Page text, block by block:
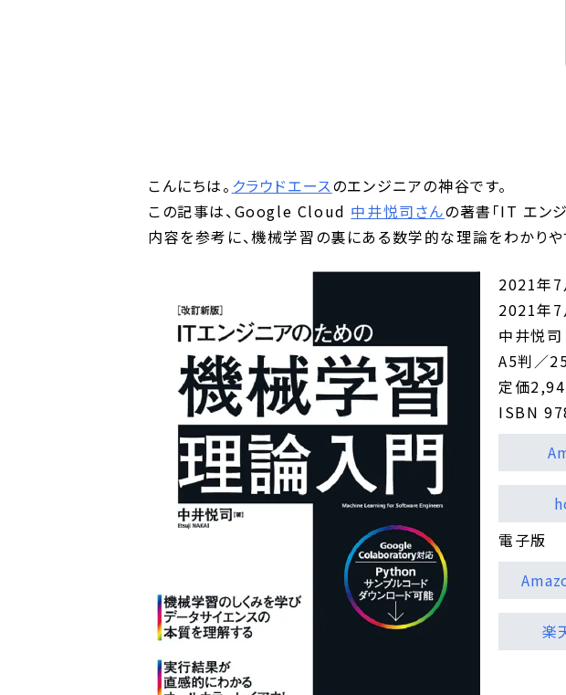
こんにちは。 クラウドエースのエンジニアの神谷です。
この記事は、Google Cloud 中井悦司さんの著書「IT エン
内容を参考に、機械学習の裏にある数学的な理論をわかりや
2021年
2021年7
中井悦
A5判／
定価
ISBN
電子版
楽